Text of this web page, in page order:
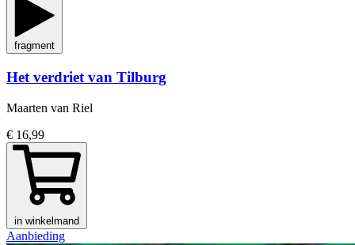
fragment
Het verdriet van Tilburg
Maarten van Riel
€ 16,99
in winkelmand
Aanbieding